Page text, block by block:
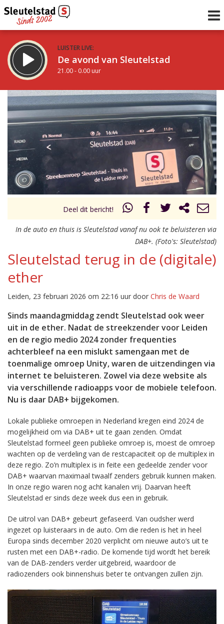
LUISTER LIVE:
De avond van Sleutelstad
21.00 - 0.00 uur
STRAKS:
De nacht van Sleutelstad
0.00 - 6.00 uur
Vorig uur
uur 1 van 0 Volgend uur
Deel dit bericht!
In de auto en thuis is Sleutelstad vanaf nu ook te beluisteren via
DAB+. (Foto's: Sleutelstad)
Sleutelstad terug in de (digitale)
ether
Leiden, 23 februari 2026 om 22:16 uur door Chris de Waard
Sinds maandagmiddag zendt Sleutelstad ook weer
uit in de ether. Nadat de streekzender voor Leiden
en de regio medio 2024 zonder frequenties
achterbleef na een mislukt samengaan met de
toenmalige omroep Unity, waren de uitzendingen via
internet te beluisteren. Zowel via deze website als
via verschillende radioapps voor de mobiele telefoon.
Nu is daar DAB+ bijgekomen.
Lokale publieke omroepen in Nederland kregen eind 2024 de
mogelijkheid om via DAB+ uit te gaan zenden. Omdat
Sleutelstad formeel geen publieke omroep is, moest de omroep
wachten op de verdeling van de restcapaciteit op de multiplex in
deze regio. Zo’n multiplex is in feite een gedeelde zender voor
DAB+ waarvan maximaal twaalf zenders gebruik kunnen maken.
In onze regio waren nog acht kanalen vrij. Daarvan heeft
Sleutelstad er sinds deze week dus een in gebruik.
De uitrol van DAB+ gebeurt gefaseerd. Van oudsher werd
ingezet op luisteraars in de auto. Om die reden is het in heel
Europa sinds december 2020 verplicht om nieuwe auto’s uit te
rusten met een DAB+-radio. De komende tijd wordt het bereik
van de DAB-zenders verder uitgebreid, waardoor de
radiozenders ook binnenshuis beter te ontvangen zullen zijn.